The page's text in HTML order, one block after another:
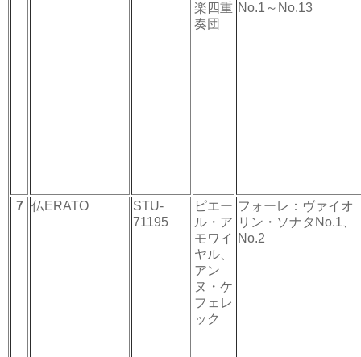
楽四重
奏団
No.1～No.13
7 仏ERATO
STU-
71195
ピエー
ル・ア
モワイ
ヤル、
アン
ヌ・ケ
フェレ
ック
フォーレ：ヴァイオ
リン・ソナタNo.1、
No.2